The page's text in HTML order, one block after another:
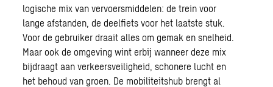
logische mix van vervoersmiddelen: de trein voor
lange afstanden, de deelfiets voor het laatste stuk.
Voor de gebruiker draait alles om gemak en snelheid.
Maar ook de omgeving wint erbij wanneer deze mix
bijdraagt aan verkeersveiligheid, schonere lucht en
het behoud van groen. De mobiliteitshub brengt al